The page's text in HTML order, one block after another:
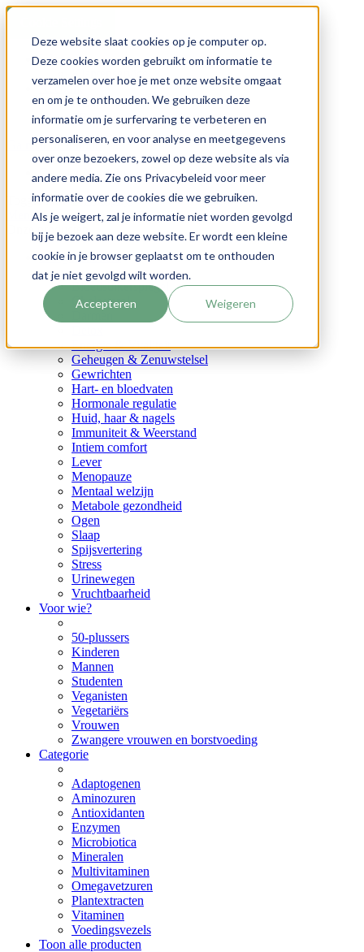
Deze website slaat cookies op je computer op.
Deze cookies worden gebruikt om informatie te
verzamelen over hoe je met onze website omgaat
en om je te onthouden. We gebruiken deze
informatie om je surfervaring te verbeteren en
personaliseren, en voor analyse en meetgegevens
over onze bezoekers, zowel op deze website als via
andere media. Zie ons Privacybeleid voor meer
informatie over de cookies die we gebruiken.
Als je weigert, zal je informatie niet worden gevolgd
bij je bezoek aan deze website. Er wordt een kleine
cookie in je browser geplaatst om te onthouden
dat je niet gevolgd wilt worden.
Accepteren Weigeren
Inloggen
Klantenservice
Account
NL
FR
Ga naar de inhoud
Ga naar Nutriphyt voor consumenten
Toggle Nav
Menu
Onze producten
Uw gezondheid
Bloedsuikerspiegel
Cholesterol
Energie & Vitaliteit
Geheugen & Zenuwstelsel
Gewrichten
Hart- en bloedvaten
Hormonale regulatie
Huid, haar & nagels
Immuniteit & Weerstand
Intiem comfort
Lever
Menopauze
Mentaal welzijn
Metabole gezondheid
Ogen
Slaap
Spijsvertering
Stress
Urinewegen
Vruchtbaarheid
Voor wie?
50-plussers
Kinderen
Mannen
Studenten
Veganisten
Vegetariërs
Vrouwen
Zwangere vrouwen en borstvoeding
Categorie
Adaptogenen
Aminozuren
Antioxidanten
Enzymen
Microbiotica
Mineralen
Multivitaminen
Omegavetzuren
Plantextracten
Vitaminen
Voedingsvezels
Toon alle producten